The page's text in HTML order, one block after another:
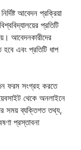
আবেদন প্রক্রিয়া
প্রতিটি
আবেদনকারীদের
এবং প্রতিটি ধাপ
ফরম সংগ্রহ করতে
থেকে অনলাইনে
সময় ব্যক্তিগত তথ্য,
প্রস্তাবনা